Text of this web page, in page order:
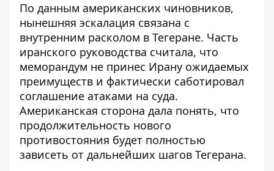
По данным американских чиновников,
нынешняя эскалация связана с
внутренним расколом в Тегеране. Часть
иранского руководства считала, что
меморандум не принес Ирану ожидаемых
преимуществ и фактически саботировал
соглашение атаками на суда.
Американская сторона дала понять, что
продолжительность нового
противостояния будет полностью
зависеть от дальнейших шагов Тегерана.